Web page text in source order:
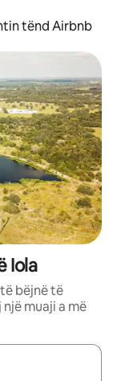
tënd Airbnb
Iola
bëjnë të
muaji a më
me butonat e